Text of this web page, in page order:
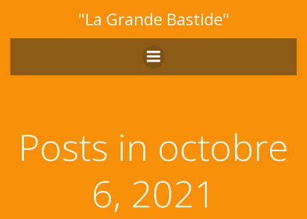
au
contenu
"La Grande Bastide"
Posts in octobre
6, 2021